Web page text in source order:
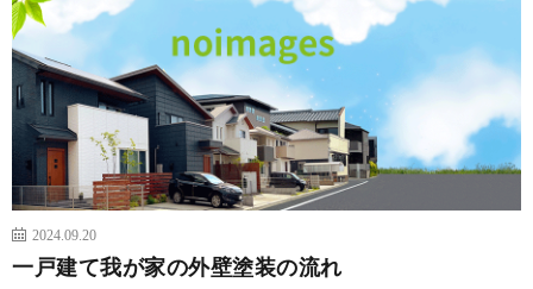
2024.09.20
一戸建て我が家の外壁塗装の流れ